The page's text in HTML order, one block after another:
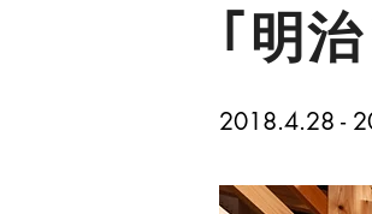
｢明
2018.4.28 -